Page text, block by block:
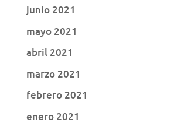
junio 2021
mayo 2021
abril 2021
marzo 2021
febrero 2021
enero 2021